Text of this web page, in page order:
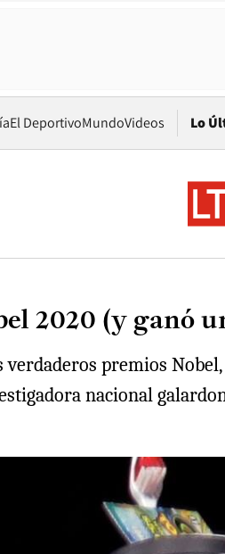
El DeportivoMundoVideos Lo
2020 (y ganó
premios
nacional